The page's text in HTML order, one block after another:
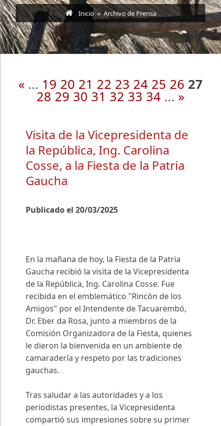
Inicio» Archivo de Prensa
« ... 19 20 21 22 23 24 25 26 27
28 29 30 31 32 33 34 ... »
Visita de la Vicepresidenta de
la República, Ing. Carolina
Cosse, a la Fiesta de la Patria
Gaucha
Publicado el 20/03/2025
En la mañana de hoy, la Fiesta de la Patria
Gaucha recibió la visita de la Vicepresidenta
de la República, Ing. Carolina Cosse. Fue
recibida en el emblemático "Rincón de los
Amigos" por el Intendente de Tacuarembó,
Dr. Eber da Rosa, junto a miembros de la
Comisión Organizadora de la Fiesta, quienes
le dieron la bienvenida en un ambiente de
camaradería y respeto por las tradiciones
gauchas.
Tras saludar a las autoridades y a los
periodistas presentes, la Vicepresidenta
compartió sus impresiones sobre su primer